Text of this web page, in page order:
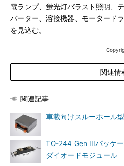
電ランプ、蛍光灯バラスト照明、
バーター、溶接機器、モータード
を見込む。
関連情
関連記事
車載向けスルーホール
TO-244 Gen IIIパッケ
ダイオードモジュール